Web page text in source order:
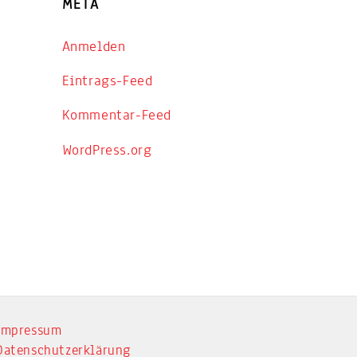
META
Anmelden
Eintrags-Feed
Kommentar-Feed
WordPress.org